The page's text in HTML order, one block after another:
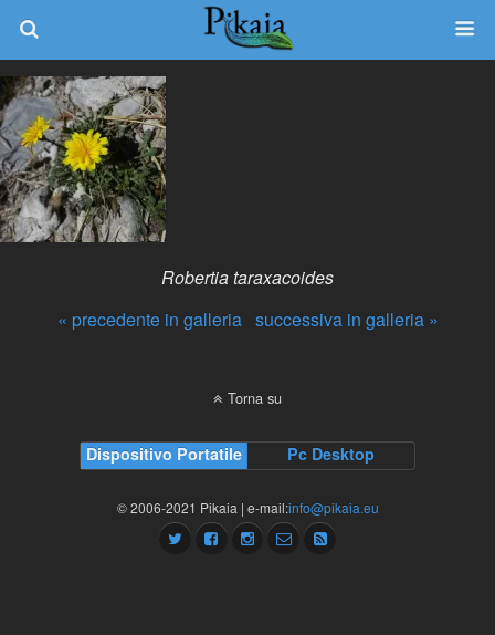
Robertia taraxacoides
« precedente in galleria successiva in galleria »
Torna su
Dispositivo Portatile Pc Desktop
© 2006-2021 Pikaia | e-mail:info@pikaia.eu